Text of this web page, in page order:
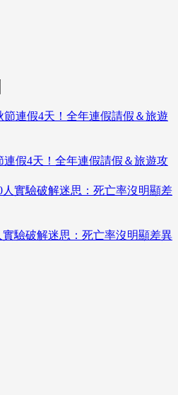
連假4天！全年連假請假＆旅遊攻
驗破解迷思：死亡率沒明顯差異